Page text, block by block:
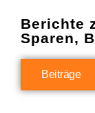
Berichte
Sparen,
Beiträge